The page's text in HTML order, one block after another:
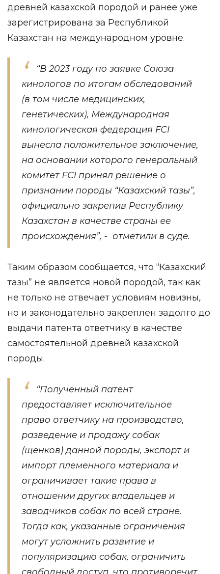
древней казахской породой и ранее уже
зарегистрирована за Республикой
Казахстан на международном уровне.
“В 2023 году по заявке Союза
кинологов по итогам обследований
(в том числе медицинских,
генетических), Международная
кинологическая федерация FCI
вынесла положительное заключение,
на основании которого генеральный
комитет FCI принял решение о
признании породы “Казахский тазы”,
официально закрепив Республику
Казахстан в качестве страны ее
происхождения”, - отметили в суде.
Таким образом сообщается, что “Казахский
тазы” не является новой породой, так как
не только не отвечает условиям новизны,
но и законодательно закреплен задолго до
выдачи патента ответчику в качестве
самостоятельной древней казахской
породы.
“Полученный патент
предоставляет исключительное
право ответчику на производство,
разведение и продажу собак
(щенков) данной породы, экспорт и
импорт племенного материала и
ограничивает такие права в
отношении других владельцев и
заводчиков собак по всей стране.
Тогда как, указанные ограничения
могут усложнить развитие и
популяризацию собак, ограничить